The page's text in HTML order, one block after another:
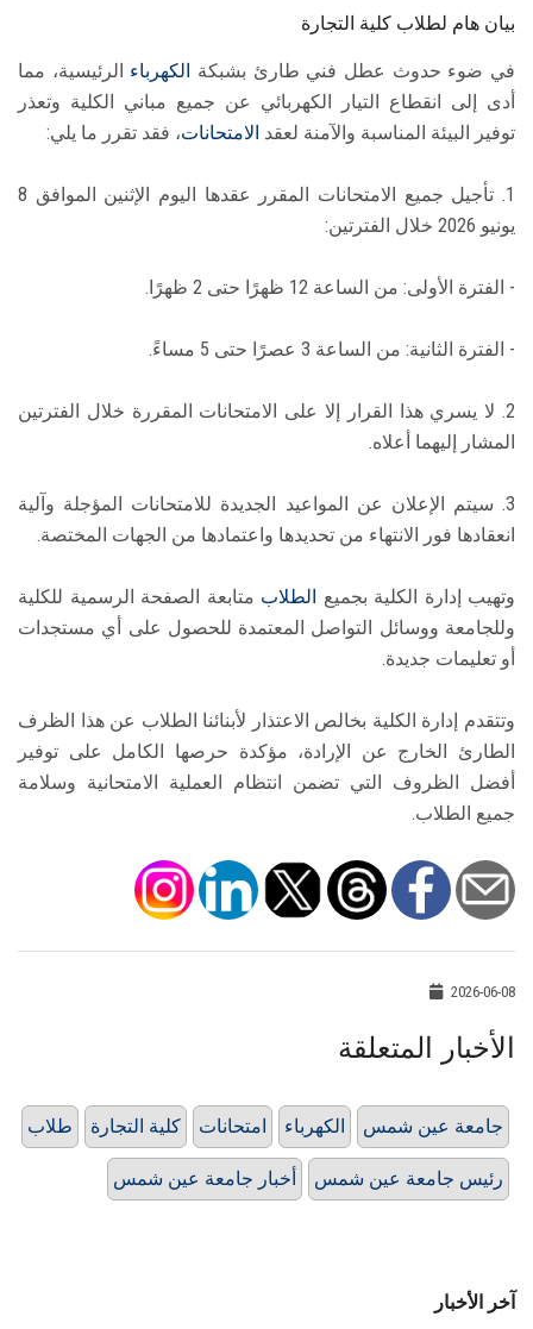
الزائـرون
سجل الان
بيان هام لطلاب كلية التجارة
في ضوء حدوث عطل فني طارئ بشبكة الكهرباء الرئيسية، مما
أدى إلى انقطاع التيار الكهربائي عن جميع مباني الكلية وتعذر
توفير البيئة المناسبة والآمنة لعقد الامتحانات، فقد تقرر ما يلي:
1. تأجيل جميع الامتحانات المقرر عقدها اليوم الإثنين الموافق 8
يونيو 2026 خلال الفترتين:
- الفترة الأولى: من الساعة 12 ظهرًا حتى 2 ظهرًا.
- الفترة الثانية: من الساعة 3 عصرًا حتى 5 مساءً.
2. لا يسري هذا القرار إلا على الامتحانات المقررة خلال الفترتين
المشار إليهما أعلاه.
3. سيتم الإعلان عن المواعيد الجديدة للامتحانات المؤجلة وآلية
انعقادها فور الانتهاء من تحديدها واعتمادها من الجهات المختصة.
وتهيب إدارة الكلية بجميع الطلاب متابعة الصفحة الرسمية للكلية
وللجامعة ووسائل التواصل المعتمدة للحصول على أي مستجدات
أو تعليمات جديدة.
وتتقدم إدارة الكلية بخالص الاعتذار لأبنائنا الطلاب عن هذا الظرف
الطارئ الخارج عن الإرادة، مؤكدة حرصها الكامل على توفير
أفضل الظروف التي تضمن انتظام العملية الامتحانية وسلامة
جميع الطلاب.
2026-06-08
الأخبار المتعلقة
طلاب كلية التجارة امتحانات الكهرباء جامعة عين شمس
أخبار جامعة عين شمس رئيس جامعة عين شمس
آخر الأخبار